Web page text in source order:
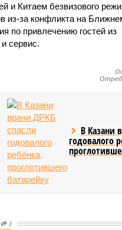
и Китаем безвизового
из-за конфликта на
по привлечению гостей из
сервис.
В Казани
годовалого
0